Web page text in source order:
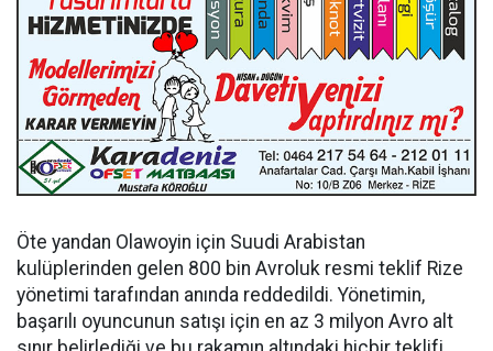
Öte yandan Olawoyin için Suudi Arabistan
kulüplerinden gelen 800 bin Avroluk resmi teklif Rize
yönetimi tarafından anında reddedildi. Yönetimin,
başarılı oyuncunun satışı için en az 3 milyon Avro alt